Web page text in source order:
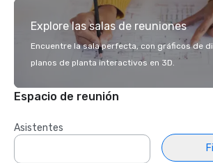
Explore las salas de reuniones
Encuentre la sala perfecta, con gráficos de
planos de planta interactivos en 3D.
Espacio de reunión
Asistentes